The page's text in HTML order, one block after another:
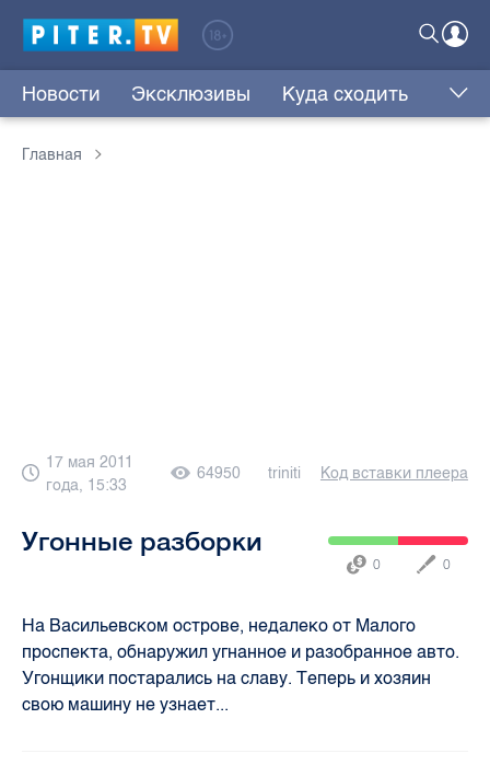
Новости Эксклюзивы Куда сходить
Главная
17 мая 2011
года, 15:33
64950 triniti Код вставки плеера
Угонные разборки
0 0
На Васильевском острове, недалеко от Малого
проспекта, обнаружил угнанное и разобранное авто.
Угонщики постарались на славу. Теперь и хозяин
свою машину не узнает...